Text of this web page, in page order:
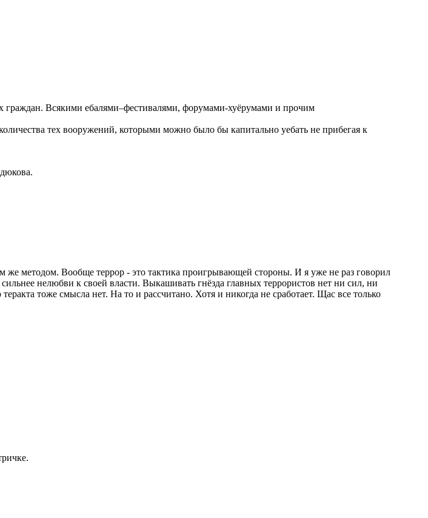
граждан. Всякими ебалями–фестивалями, форумами-хуёрумами и прочим
тех вооружений, которыми можно было бы капитально уебать не прибегая к
же методом. Вообще террор - это тактика проигрывающей стороны. И я уже не раз говорил
нелюбви к своей власти. Выкашивать гнёзда главных террористов нет ни сил, ни
тоже смысла нет. На то и рассчитано. Хотя и никогда не сработает. Щас все только